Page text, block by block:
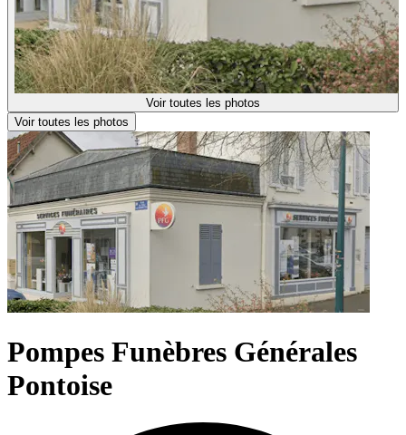
Voir toutes les photos
Voir toutes les photos
Pompes Funèbres Générales
Pontoise